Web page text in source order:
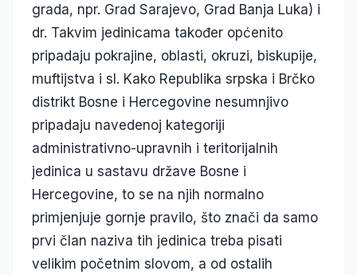
grada, npr. Grad Sarajevo, Grad Banja Luka) i
dr. Takvim jedinicama također općenito
pripadaju pokrajine, oblasti, okruzi, biskupije,
muftijstva i sl. Kako Republika srpska i Brčko
distrikt Bosne i Hercegovine nesumnjivo
pripadaju navedenoj kategoriji
administrativno-upravnih i teritorijalnih
jedinica u sastavu države Bosne i
Hercegovine, to se na njih normalno
primjenjuje gornje pravilo, što znači da samo
prvi član naziva tih jedinica treba pisati
velikim početnim slovom, a od ostalih